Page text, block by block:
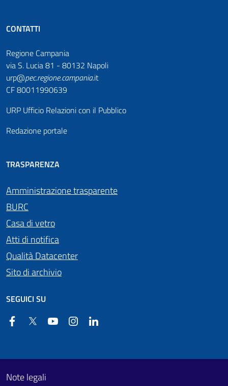
CONTATTI
Regione Campania
via S. Lucia 81 - 80132 Napoli
urp@pec.regione.campania.it
CF 80011990639
URP Ufficio Relazioni con il Pubblico
Redazione portale
TRASPARENZA
Amministrazione trasparente
BURC
Casa di vetro
Atti di notifica
Qualità Datacenter
Sito di archivio
SEGUICI SU
FacebookTwitter YouTube Instagram
Footer First
Useful links section
Note legali